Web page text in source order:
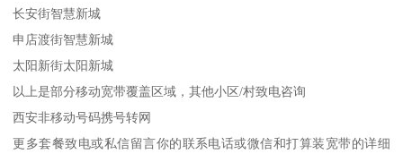
长安街智慧新城
申店渡街智慧新城
太阳新街太阳新城
以上是部分移动宽带覆盖区域，其他小区/村致电咨询
西安非移动号码携号转网
更多套餐致电或私信留言你的联系电话或微信和打算装宽带的详细